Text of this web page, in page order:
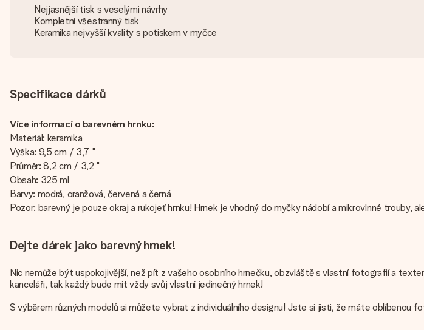
Nejjasnější tisk s veselými návrhy
Kompletní všestranný tisk
Keramika nejvyšší kvality s potiskem v myčce
Specifikace dárků
Více informací o barevném hrnku:
Materiál: keramika
Výška: 9,5 cm / 3,7 "
Průměr: 8,2 cm / 3,2 "
Obsah: 325 ml
Barvy: modrá, oranžová, červená a černá
Pozor: barevný je pouze okraj a rukojeť hrnku! Hrnek je vhodný do myčky nádobí a mikrovlnné trouby,
Dejte dárek jako barevný hrnek!
Nic nemůže být uspokojivější, než pít z vašeho osobního hrnečku, obzvláště s vlastní fotografií a
kanceláři, tak každý bude mít vždy svůj vlastní jedinečný hrnek!
S výběrem různých modelů si můžete vybrat z individuálního designu! Jste si jisti, že máte